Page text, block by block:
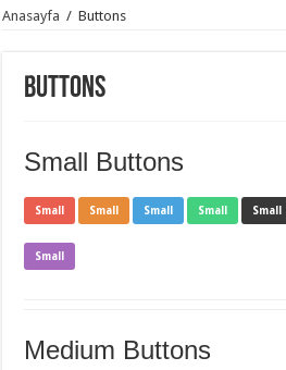
Anasayfa / Buttons
Buttons
Small Buttons
Small Small Small Small Small
Small
Medium Buttons